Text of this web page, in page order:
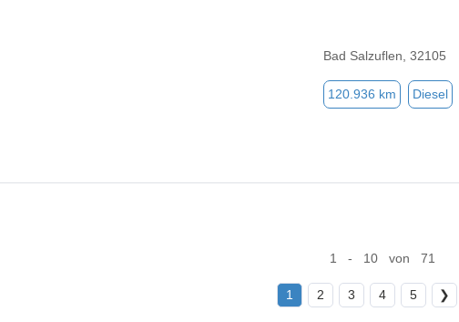
Bad Salzuflen, 32105
120.936 km Diesel
1 - 10 von 71
1 2 3 4 5 ❯